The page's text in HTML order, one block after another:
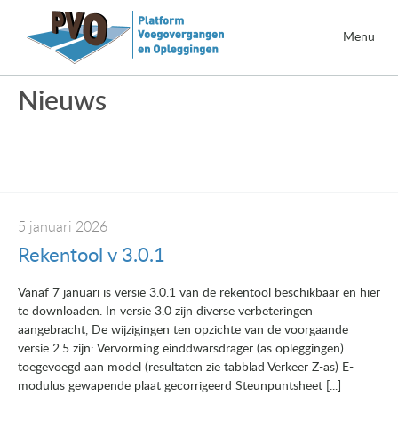
Menu
Nieuws
5 januari 2026
Rekentool v 3.0.1
Vanaf 7 januari is versie 3.0.1 van de rekentool beschikbaar en hier
te downloaden. In versie 3.0 zijn diverse verbeteringen
aangebracht, De wijzigingen ten opzichte van de voorgaande
versie 2.5 zijn: Vervorming einddwarsdrager (as opleggingen)
toegevoegd aan model (resultaten zie tabblad Verkeer Z-as) E-
modulus gewapende plaat gecorrigeerd Steunpuntsheet [...]